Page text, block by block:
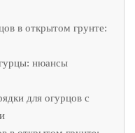
в открытом грунте:
нюансы
для огурцов с